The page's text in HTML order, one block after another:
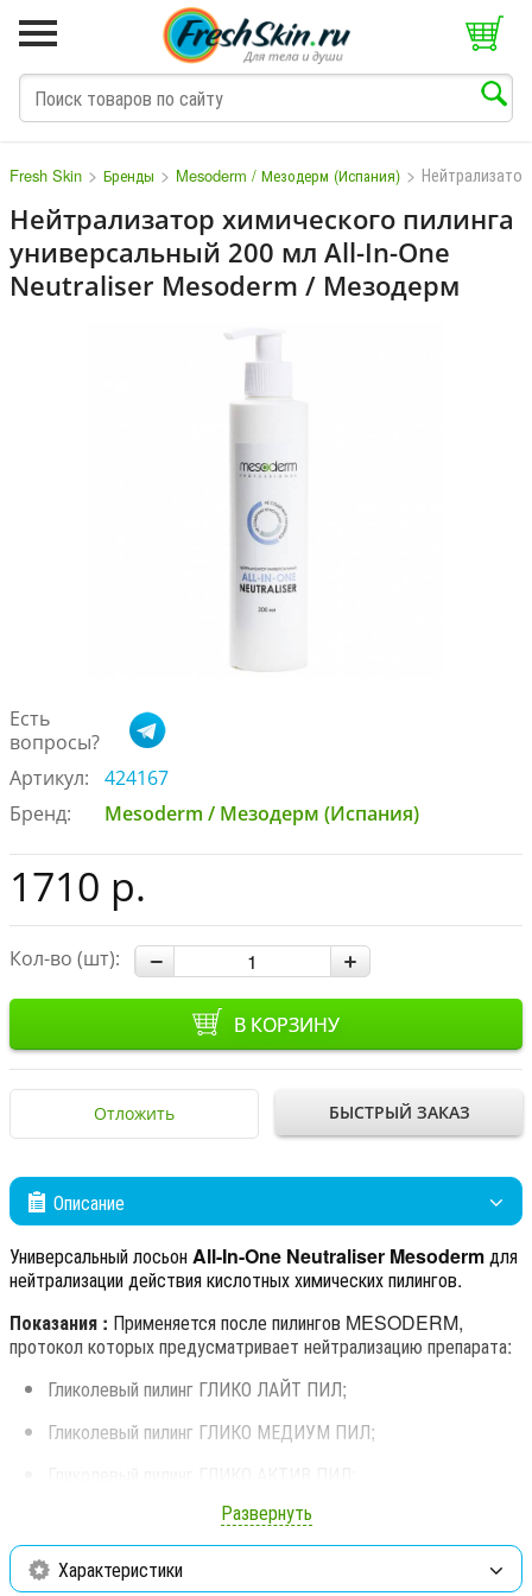
Fresh Skin > Бренды > Mesoderm / Мезодерм (Испания) >
Нейтрализатор химического пилинга
универсальный 200 мл All-In-One
Neutraliser Mesoderm / Мезодерм
Есть
вопросы?
Артикул:
424167
Бренд:
Mesoderm / Мезодерм (Испания)
1710 р.
Кол-во (шт):
В КОРЗИНУ
Отложить БЫСТРЫЙ ЗАКАЗ
Описание
Универсальный лосьонAll-In-One Neutraliser Mesodermдля
нейтрализации действия кислотных химических пилингов.
Показания : Применяется после пилингов MESODERM,
протокол которых предусматривает нейтрализацию препарата:
Гликолевый пилинг ГЛИКО ЛАЙТ ПИЛ;
Гликолевый пилинг ГЛИКО МЕДИУМ ПИЛ;
Пилинг с гликолевой и лимонной кислотой ГЛИКОЛАЙМ
ПИЛ;
ЛИПОСОМАЛЬНЫЙ ПИЛИНГ ГЛИКО ПИЛ;
Развернуть
Характеристики
M N O P Q S T V W